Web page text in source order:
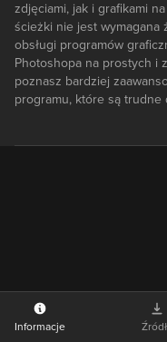
zdjęciami, jak i grafikami
ścieżki nie jest wymagana
obsługi programów
Photoshopa na prostych i
poznasz bardziej
programu, które są trudne
Informacje